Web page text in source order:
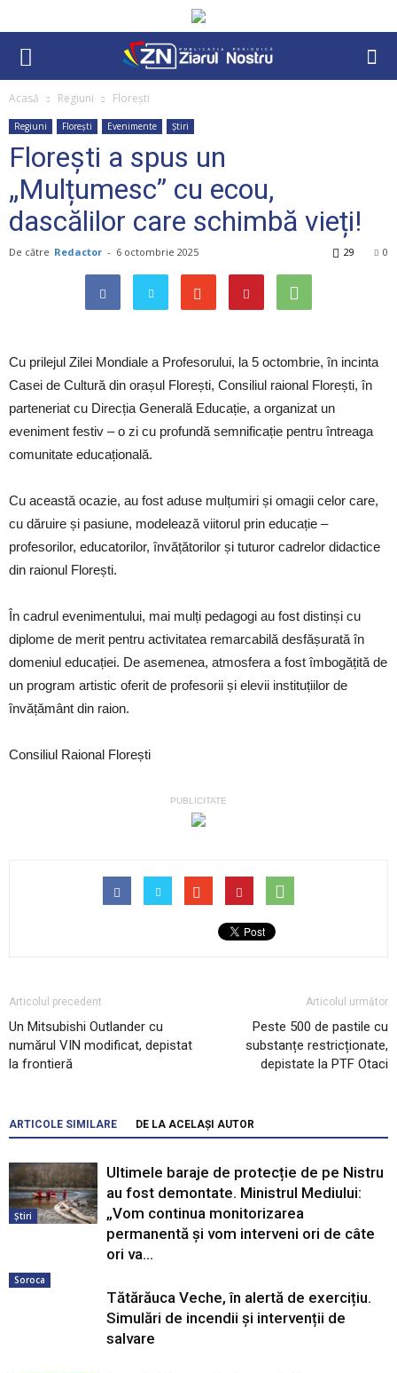
Acasă Regiuni Florești
Regiuni Florești Evenimente Știri
Florești a spus un
„Mulțumesc” cu ecou,
dascălilor care schimbă vieți!
De către Redactor - 6 octombrie 2025 0
29
Cu prilejul Zilei Mondiale a Profesorului, la 5 octombrie, în incinta
Casei de Cultură din orașul Florești, Consiliul raional Florești, în
parteneriat cu Direcția Generală Educație, a organizat un
eveniment festiv – o zi cu profundă semnificație pentru întreaga
comunitate educațională.
Cu această ocazie, au fost aduse mulțumiri și omagii celor care,
cu dăruire și pasiune, modelează viitorul prin educație –
profesorilor, educatorilor, învățătorilor și tuturor cadrelor didactice
din raionul Florești.
În cadrul evenimentului, mai mulți pedagogi au fost distinși cu
diplome de merit pentru activitatea remarcabilă desfășurată în
domeniul educației. De asemenea, atmosfera a fost îmbogățită de
un program artistic oferit de profesorii și elevii instituțiilor de
învățământ din raion.
Consiliul Raional Florești
PUBLICITATE
Articolul precedent
Un Mitsubishi Outlander cu
numărul VIN modificat, depistat
la frontieră
Articolul următor
Peste 500 de pastile cu
substanțe restricționate,
depistate la PTF Otaci
ARTICOLE SIMILARE DE LA ACELAȘI AUTOR
Știri
Ultimele baraje de protecție de pe Nistru
au fost demontate. Ministrul Mediului:
„Vom continua monitorizarea
permanentă și vom interveni ori de câte
ori va...
Soroca
Tătărăuca Veche, în alertă de exercițiu.
Simulări de incendii și intervenții de
salvare